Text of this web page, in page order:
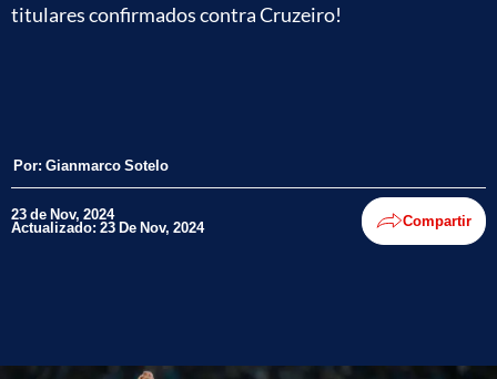
titulares confirmados contra Cruzeiro!
Por: Gianmarco Sotelo
23 de Nov, 2024
Actualizado: 23 De Nov, 2024 Compartir